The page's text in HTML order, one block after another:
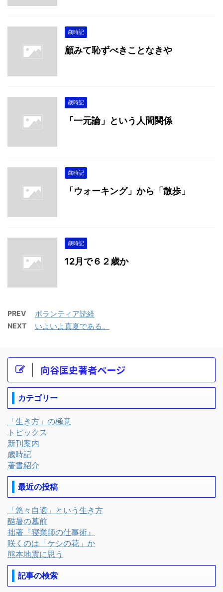
歳時記
顧みて恥ずべきことなきや
歳時記
「一元論」という人間関係
歳時記
「ウォーキング」から「散歩」
歳時記
12月で６２歳か
PREV ボランティア読経
NEXT いよいよ真夏である。
向谷匡史著者ページ
カテゴリー
「生き方」の極意
トピックス
新刊案内
歳時記
著書紹介
最近の投稿
「悠々自適」という生き方
酷暑の墓前
拙著『寝業師の仕事術』
咲くのは「ケシの花」か
熊本地震に思う
記事の検索